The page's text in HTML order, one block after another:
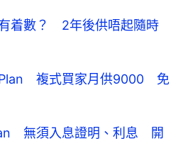
着數？ 2年後供唔起隨時
Plan 複式買家月供9000 免
無須入息證明、利息 開